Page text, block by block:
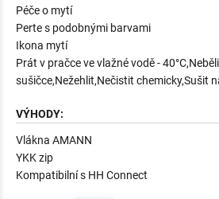
Péče o mytí
Perte s podobnými barvami
Ikona mytí
Prát v pračce ve vlažné vodě -
sušičce,Nežehlit,Nečistit chemicky,Sušit
VÝHODY:
Vlákna AMANN
YKK zip
Kompatibilní s HH Connect